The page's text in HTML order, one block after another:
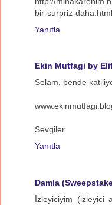
bir-surpriz-
Yanıtla
Ekin Mutfagi by
Selam, bende
Sevgiler
Yanıtla
Damla
İzleyiciyim (izleyici